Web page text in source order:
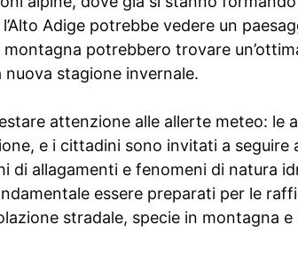
l’Alto Adige potrebbe vedere un
potrebbero trovare
stagione invernale.
attenzione alle allerte meteo: le
e i cittadini sono invitati a
di allagamenti e fenomeni di natura
essere preparati per le
stradale, specie in montagna